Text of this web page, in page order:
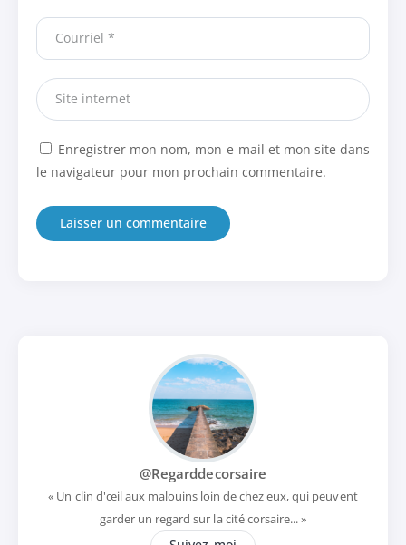
Enregistrer mon nom, mon e-mail et mon site dans
le navigateur pour mon prochain commentaire.
@Regarddecorsaire
« Un clin d'œil aux malouins loin de chez eux, qui peuvent
garder un regard sur la cité corsaire... »